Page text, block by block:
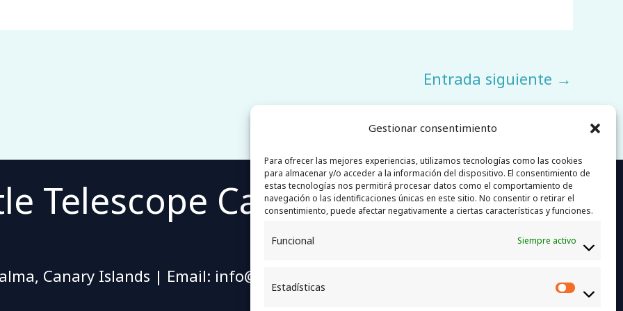
Gestionar consentimiento
Para ofrecer las mejores experiencias, utilizamos tecnologías como las cookies
para almacenar y/o acceder a la información del dispositivo. El consentimiento de
estas tecnologías nos permitirá procesar datos como el comportamiento de
navegación o las identificaciones únicas en este sitio. No consentir o retirar el
consentimiento, puede afectar negativamente a ciertas características y funciones.
Funcional Siempre activo
Estadísticas
Entrada siguiente →
Telescope Canarias
Canary Islands | Email: info@liltecan.com